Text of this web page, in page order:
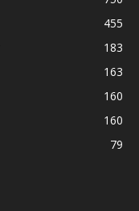
455
183
163
160
160
79